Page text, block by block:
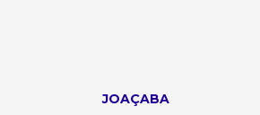
JOAÇABA